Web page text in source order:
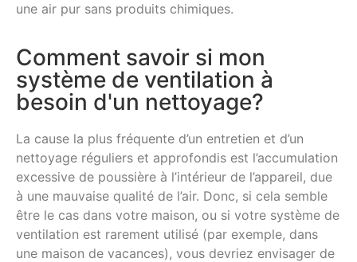
une air pur sans produits chimiques.
Comment savoir si mon
système de ventilation à
besoin d'un nettoyage?
La cause la plus fréquente d’un entretien et d’un
nettoyage réguliers et approfondis est l’accumulation
excessive de poussière à l’intérieur de l’appareil, due
à une mauvaise qualité de l’air. Donc, si cela semble
être le cas dans votre maison, ou si votre système de
ventilation est rarement utilisé (par exemple, dans
une maison de vacances), vous devriez envisager de